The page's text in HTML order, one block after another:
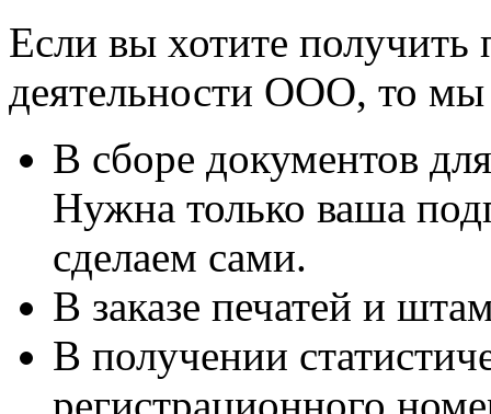
Если вы хотите получить
деятельности ООО, то
В сборе документов
Нужна только ваша
сделаем сами.
В заказе печатей и
В получении
регистрационного